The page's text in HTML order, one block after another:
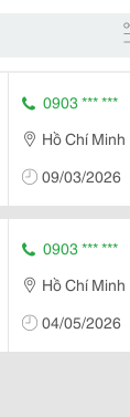
0903 *** ***
Hồ Chí Minh
09/03/2026
0903 *** ***
Hồ Chí Minh
04/05/2026